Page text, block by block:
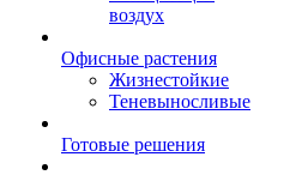
воздух
Офисные растения
Жизнестойкие
Теневыносливые
Готовые решения